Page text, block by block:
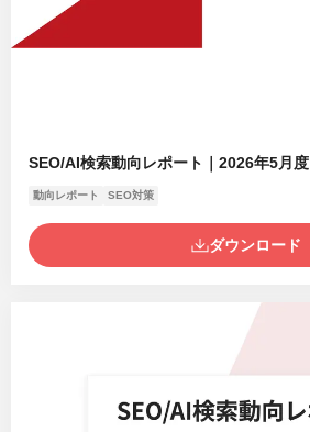
SEO/AI検索動向レポート｜2026年5月度
動向レポート SEO対策
ダウンロード